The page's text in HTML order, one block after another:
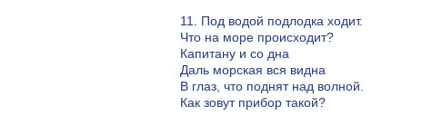
11. Под водой подлодка ходит.
Что на море происходит?
Капитану и со дна
Даль морская вся видна
В глаз, что поднят над волной.
Как зовут прибор такой?